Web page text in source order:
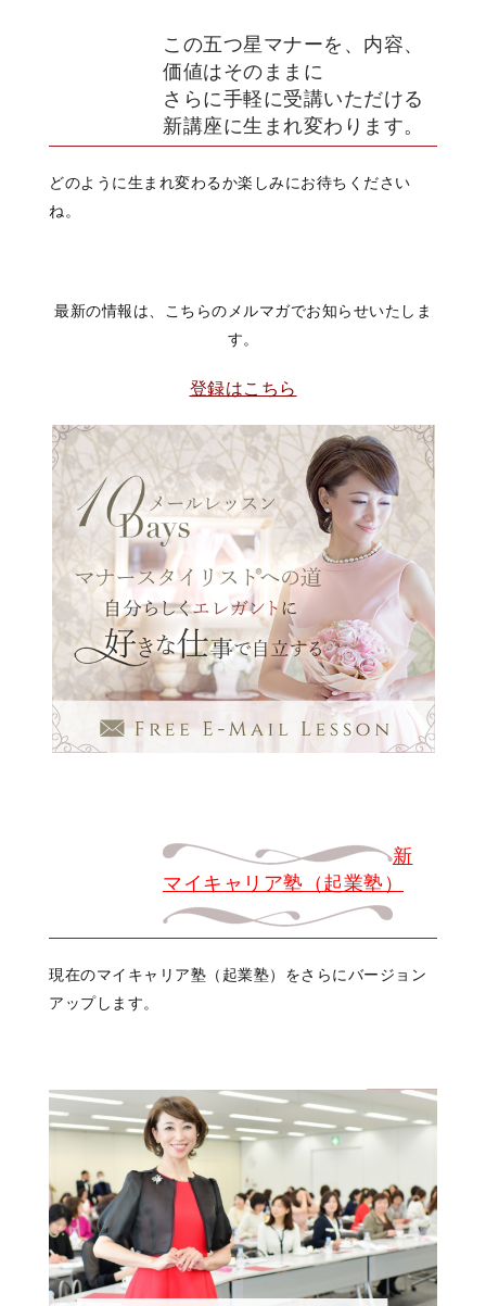
この五つ星マナーを、内容、
価値はそのままに
さらに手軽に受講いただける
新講座に生まれ変わります。
どのように生まれ変わるか楽しみにお待ちください
ね。
最新の情報は、こちらのメルマガでお知らせいたしま
す。
登録はこちら
新
マイキャリア塾（起業塾）
現在のマイキャリア塾（起業塾）をさらにバージョン
アップします。